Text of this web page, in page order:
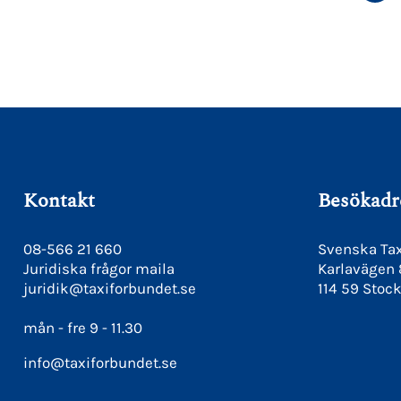
Kontakt
08-566 21 660
Juridiska frågor maila
juridik@taxiforbundet.se
mån - fre 9 - 11.30
info@taxiforbundet.se
Svenska
Karlavägen
114 59